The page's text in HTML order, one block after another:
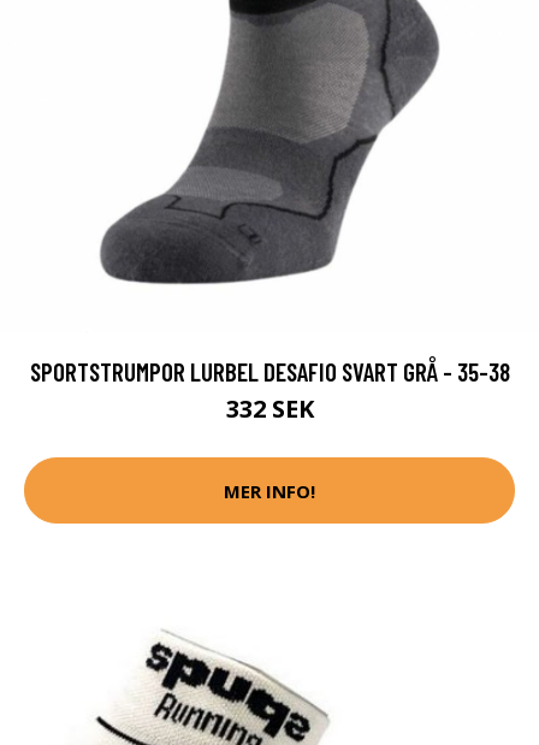
SPORTSTRUMPOR LURBEL DESAFIO SVART GRÅ - 35-38
332 SEK
MER INFO!